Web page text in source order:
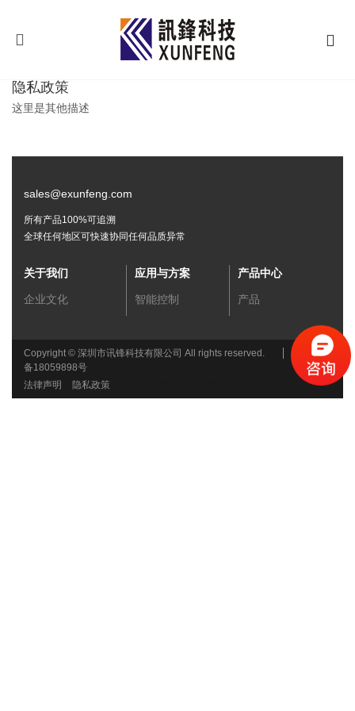
隐私政策
这里是其他描述
sales@exunfeng.com
所有产品100%可追溯
全球任何地区可快速协同任何品质异常
关于我们
企业文化
应用与方案
智能控制
产品中心
产品
Copyright © 深圳市讯锋科技有限公司 All rights reserved.
粤ICP
备18059898号
法律声明
隐私政策